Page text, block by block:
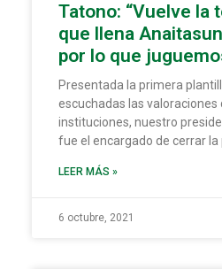
Tatono: “Vuelve la
que llena
por lo que
Presentada la primera
escuchadas las
instituciones, nuestro
fue el encargado de cerrar
LEER MÁS »
6 octubre, 2021